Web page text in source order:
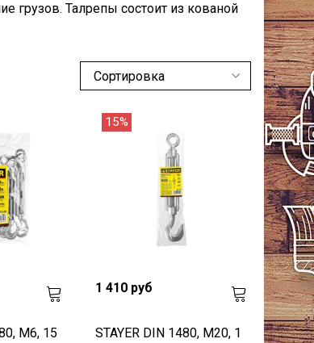
грузов. Талрепы состоит из кованой
М6, 15
15%
1 410 руб
STAYER DIN 1480, М20, 1